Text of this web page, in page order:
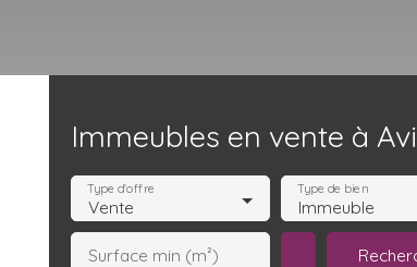
Immeubles en vente à
Vente
Type d'offre
Immeuble
Type de bien
Surface min (m²)